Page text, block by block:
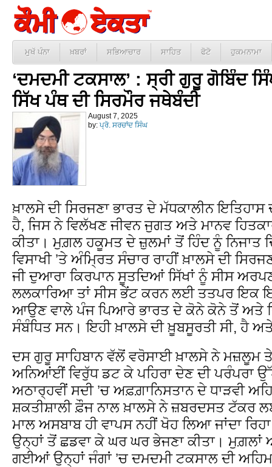
ਮੁਖੱ ਪੰਨਾ ਖ਼ਬਰਾਂ ਸਭਿਆਚਾਰ ਸਾਹਿਤ ਫੋਟੋ ਹੁਕਮਨਾਮਾ
‘ਦਮਦਮੀ ਟਕਸਾਲ’ : ਸ੍ਰੀ ਗੁਰੂ ਗੋਬਿੰਦ
ਸਿੱਖ ਪੰਥ ਦੀ ਸਿਰਮੌਰ ਜਥੇਬੰਦੀ
August 7, 2025
by: ਪ੍ਰੋ. ਸਰਚਾਂਦ ਸਿੰਘ
ਖ਼ਾਲਸੇ ਦੀ ਸਿਰਜਣਾ ਭਾਰਤ ਦੇ ਮੱਧਕਾਲੀਨ
ਹੈ, ਜਿਸ ਨੇ ਵਿਲੱਖਣ ਜੀਵਨ ਜੁਗਤ ਅਤੇ ਮਾਨਵ
ਕੀਤਾ। ਮੁਗ਼ਲ ਹਕੂਮਤ ਦੇ ਜ਼ੁਲਮਾਂ ਤੋਂ ਹਿੰਦ ਨੂੰ ਨਿਜਾਤ
ਵਿਸਾਖੀ ’ਤੇ ਅੰਮ੍ਰਿਤ ਸੰਚਾਰ ਰਾਹੀਂ ਖ਼ਾਲਸੇ ਦੀ
ਜੀ ਦੁਆਰਾ ਕਿਰਪਾਨ ਸੂਤਦਿਆਂ ਸਿੱਖਾਂ ਨੂੰ ਸੀਸ
ਲਲਕਾਰਿਆ ਤਾਂ ਸੀਸ ਭੇਂਟ ਕਰਨ ਲਈ ਤਤਪਰ ਇਕ
ਆਉਣ ਵਾਲੇ ਪੰਜ ਪਿਆਰੇ ਭਾਰਤ ਦੇ ਕੋਨੇ ਕੋਨੇ ਤੋਂ ਅਤੇ
ਸੰਬੰਧਿਤ ਸਨ। ਇਹੀ ਖ਼ਾਲਸੇ ਦੀ ਖ਼ੂਬਸੂਰਤੀ ਸੀ, ਹੈ
ਦਸ ਗੁਰੂ ਸਾਹਿਬਾਨ ਵੱਲੋਂ ਵਰੋਸਾਈ ਖ਼ਾਲਸੇ ਨੇ ਮਜ਼ਲੂਮ
ਅਨਿਆਂਈਂ ਵਿਰੁੱਧ ਡਟ ਕੇ ਪਹਿਰਾ ਦੇਣ ਦੀ ਪਰੰਪਰਾ
ਅਠਾਰ੍ਹਵੀਂ ਸਦੀ ’ਚ ਅਫ਼ਗ਼ਾਨਿਸਤਾਨ ਦੇ ਧਾੜਵੀ
ਸ਼ਕਤੀਸ਼ਾਲੀ ਫ਼ੌਜ ਨਾਲ ਖ਼ਾਲਸੇ ਨੇ ਜ਼ਬਰਦਸਤ ਟੱਕਰ
ਮਾਲ ਅਸਬਾਬ ਹੀ ਵਾਪਸ ਨਹੀਂ ਖੋਹ ਲਿਆ ਜਾਂਦਾ
ਉਨ੍ਹਾਂ ਤੋਂ ਛਡਵਾ ਕੇ ਘਰ ਘਰ ਭੇਜਣਾ ਕੀਤਾ।
ਗਈਆਂ ਉਨ੍ਹਾਂ ਜੰਗਾਂ ’ਚ ਦਮਦਮੀ ਟਕਸਾਲ ਦੀ ਅਹਿਮ